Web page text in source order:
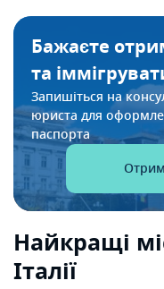
Бажаєте
та
Запишіться на
юриста для
паспорта
Найкращі
Італії